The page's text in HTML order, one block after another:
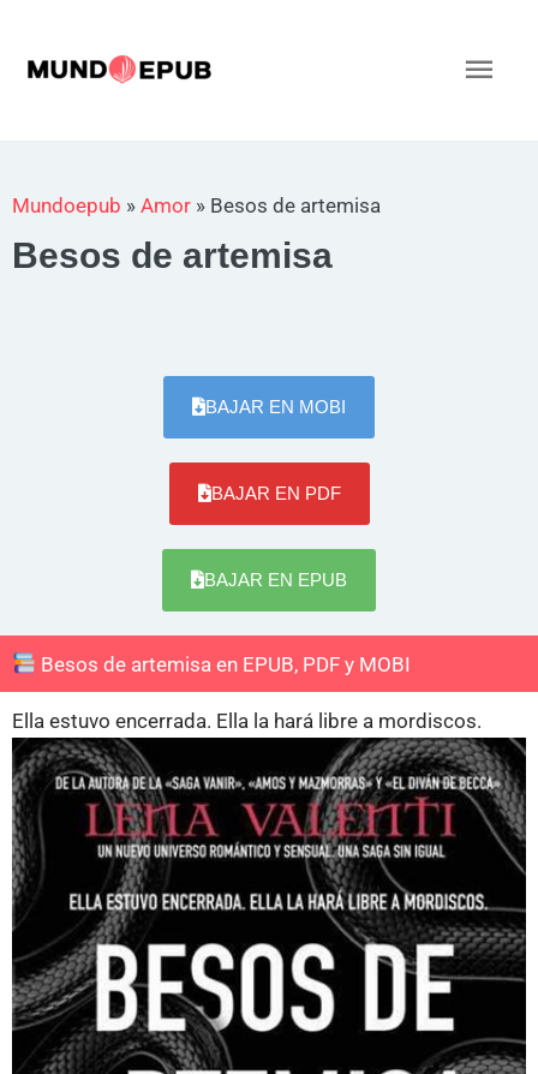
contenido
Mundoepub » Amor » Besos de artemisa
Besos de artemisa
BAJAR EN MOBI
BAJAR EN PDF
BAJAR EN EPUB
Besos de artemisa en EPUB, PDF y MOBI
Ella estuvo encerrada. Ella la hará libre a mordiscos.